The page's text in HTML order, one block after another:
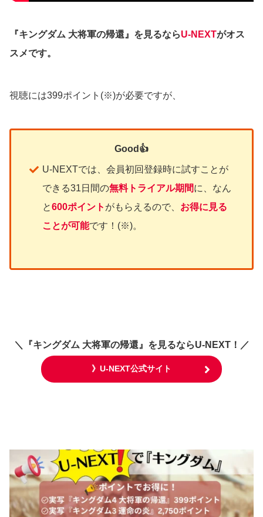
『キングダム 大将軍の帰還』を見るならU-NEXTがオス
スメです。
視聴には399ポイント(※)が必要ですが、
Good👍
U-NEXTでは、会員初回登録時に試すことが
できる31日間の無料トライアル期間に、なん
と600ポイント がもらえるので、 お得に見る
ことが可能です！(※)。
＼ 『キングダム 大将軍の帰還』 を見るならU-NEXT！／
》U-NEXT公式サイト